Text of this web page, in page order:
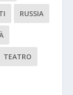
RUSSIA
TEATRO